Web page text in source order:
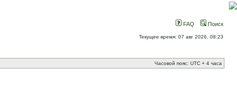
FAQ Поиск
Текущее время: 07 авг 2026, 08:23
Часовой пояс: UTC + 4 часа